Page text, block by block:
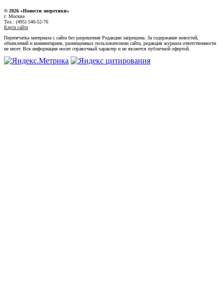
© 2026 «Новости энеретики»
г. Москва
Тел.: (495) 540-52-76
Карта сайта
Перепечатка материала с сайта без разрешения Редакции запрещена. За содержание новостей,
объявлений и комментариев, размещенных пользователями сайта, редакция журнала ответственности
не несет. Вся информация носит справочный характер и не является публичной офертой.